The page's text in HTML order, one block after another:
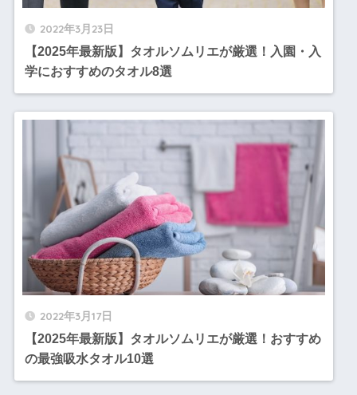
2022年3月23日
【2025年最新版】タオルソムリエが厳選！入園・入
学におすすめのタオル8選
2022年3月17日
【2025年最新版】タオルソムリエが厳選！おすすめ
の最強吸水タオル10選